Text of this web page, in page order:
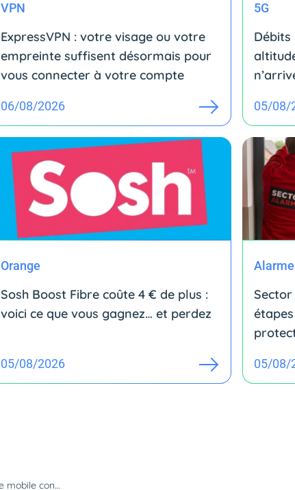
VPN
ExpressVPN : votre visage ou votre
empreinte suffisent désormais pour
vous connecter à votre compte
06/08/2026
5G
Débits
05/08/
Orange
Sosh Boost Fibre coûte 4 € de plus :
voici ce que vous gagnez… et perdez
05/08/2026 05/08/
Auchan Box tire sa révérence mais le mobile continue